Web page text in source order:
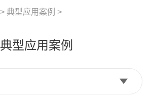
> 典型应用案例 >
典型应用案例